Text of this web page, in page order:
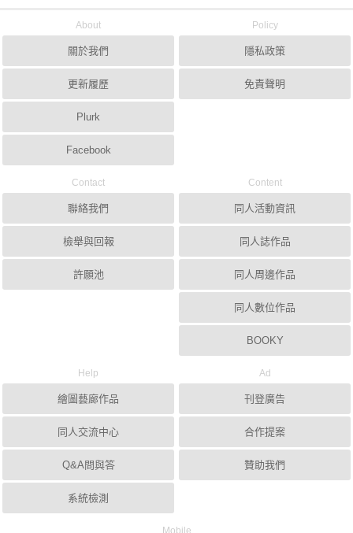
About
關於我們
更新履歷
Plurk
Facebook
Policy
隱私政策
免責聲明
Contact
聯絡我們
檢舉與回報
許願池
Content
同人活動資訊
同人誌作品
同人周邊作品
同人數位作品
BOOKY
Help
繪圖藝廊作品
同人交流中心
Q&A問與答
系統檢測
Ad
刊登廣告
合作提案
贊助我們